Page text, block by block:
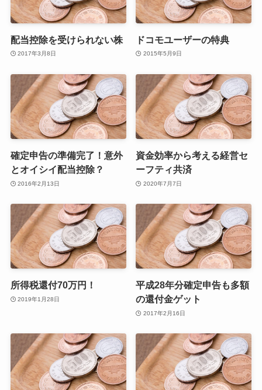
配当控除を受けられない株
2017年3月8日
ドコモユーザーの特典
2015年5月9日
確定申告の準備完了！意外
とオイシイ配当控除？
2016年2月13日
資金効率から考える経営セ
ーフティ共済
2020年7月7日
所得税還付70万円！
2019年1月28日
平成28年分確定申告も多額
の還付金ゲット
2017年2月16日